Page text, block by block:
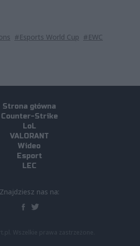
#Esports World Cup #EWC
Strona główna
Counter-Strike
LoL
VALORANT
Wideo
Esport
LEC
Znajdziesz nas na: